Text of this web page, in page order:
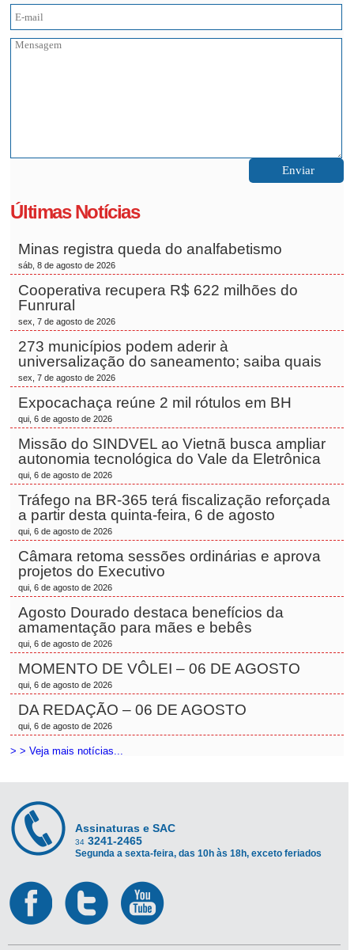
Últimas Notícias
Minas registra queda do analfabetismo
sáb, 8 de agosto de 2026
Cooperativa recupera R$ 622 milhões do
Funrural
sex, 7 de agosto de 2026
273 municípios podem aderir à
universalização do saneamento; saiba quais
sex, 7 de agosto de 2026
Expocachaça reúne 2 mil rótulos em BH
qui, 6 de agosto de 2026
Missão do SINDVEL ao Vietnã busca ampliar
autonomia tecnológica do Vale da Eletrônica
qui, 6 de agosto de 2026
Tráfego na BR-365 terá fiscalização reforçada
a partir desta quinta-feira, 6 de agosto
qui, 6 de agosto de 2026
Câmara retoma sessões ordinárias e aprova
projetos do Executivo
qui, 6 de agosto de 2026
Agosto Dourado destaca benefícios da
amamentação para mães e bebês
qui, 6 de agosto de 2026
MOMENTO DE VÔLEI – 06 DE AGOSTO
qui, 6 de agosto de 2026
DA REDAÇÃO – 06 DE AGOSTO
qui, 6 de agosto de 2026
> > Veja mais notícias...
Assinaturas e SAC
34 3241-2465
Segunda a sexta-feira, das 10h às 18h, exceto feriados